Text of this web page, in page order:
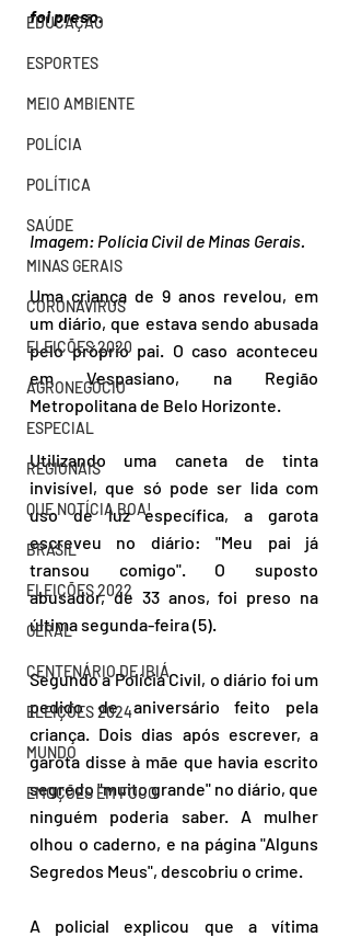
EDUCAÇÃO
ESPORTES
MEIO AMBIENTE
POLÍCIA
POLÍTICA
SAÚDE
MINAS GERAIS
CORONAVÍRUS
ELEIÇÕES 2020
AGRONEGÓCIO
ESPECIAL
REGIONAIS
QUE NOTÍCIA BOA!
BRASIL
ELEIÇÕES 2022
GERAL
CENTENÁRIO DE IBIÁ
ELEIÇÕES 2024
MUNDO
EMOÇÕES EM FOCO
foi preso.
Imagem: Polícia Civil de Minas Gerais.
Uma criança de 9 anos revelou, em
um diário, que estava sendo abusada
pelo próprio pai. O caso aconteceu
em Vespasiano, na Região
Metropolitana de Belo Horizonte.
Utilizando uma caneta de tinta
invisível, que só pode ser lida com
uso de luz específica, a garota
escreveu no diário: "Meu pai já
transou comigo". O suposto
abusador, de 33 anos, foi preso na
última segunda-feira (5).
Segundo a Polícia Civil, o diário foi um
pedido de aniversário feito pela
criança. Dois dias após escrever, a
garota disse à mãe que havia escrito
segredo "muito grande" no diário, que
ninguém poderia saber. A mulher
olhou o caderno, e na página "Alguns
Segredos Meus", descobriu o crime.
A policial explicou que a vítima